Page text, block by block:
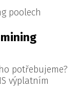
potřebujeme?
výplatním